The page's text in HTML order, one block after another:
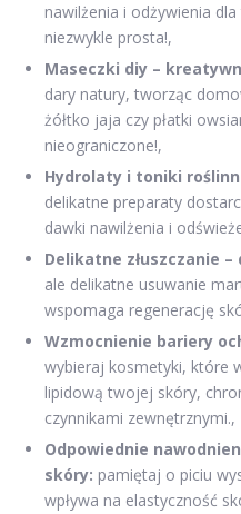
nawilżenia i odżywienia
niezwykle prosta!,
Maseczki diy –
dary natury, tworząc
żółtko jaja czy płatki
nieograniczone!,
Hydrolaty i toniki
delikatne preparaty
dawki nawilżenia i
Delikatne złuszczanie
ale delikatne usuwanie
wspomaga regenerację
Wzmocnienie bariery
wybieraj kosmetyki, które
lipidową twojej skóry,
czynnikami zewnętrznymi.,
Odpowiednie
skóry: pamiętaj o piciu
wpływa na elastyczność